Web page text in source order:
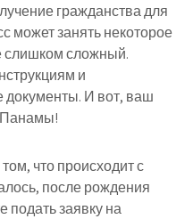
гражданства для
может занять некоторое
слишком сложный.
и
документы. И вот, ваш
что происходит с
после рождения
заявку на